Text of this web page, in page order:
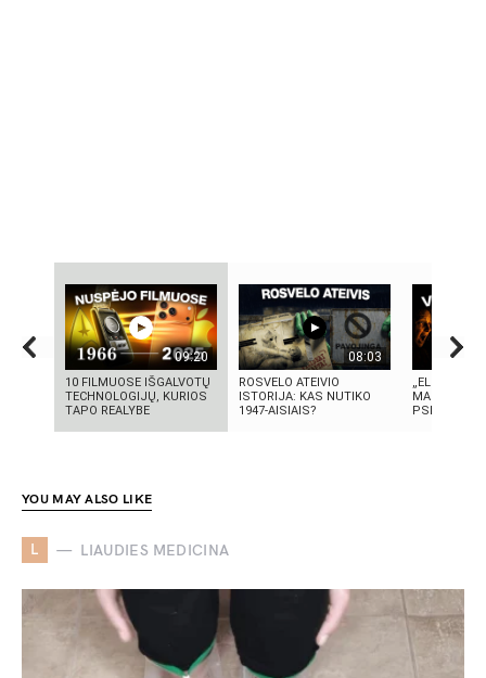
09:20
10 FILMUOSE IŠGALVOTŲ
TECHNOLOGIJŲ, KURIOS
TAPO REALYBE
08:03
ROSVELO ATEIVIO
ISTORIJA: KAS NUTIKO
1947-AISIAIS?
„ELEKTROS
MASINĖ
PSICHOZĖ
YOU MAY ALSO LIKE
L LIAUDIES MEDICINA